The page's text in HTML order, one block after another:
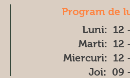
Program de
Luni: 12
Marti: 12
Miercuri: 12
Joi: 09